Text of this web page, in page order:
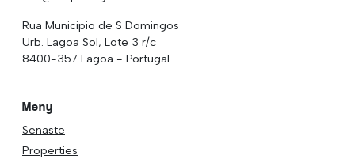
Rua Municipio de S Domingos
Urb. Lagoa Sol, Lote 3 r/c
8400-357 Lagoa - Portugal
Meny
Senaste
Properties